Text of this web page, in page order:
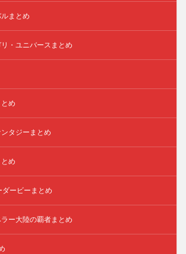
まとめ
・ユニバースまとめ
め
タジーまとめ
め
ダービーまとめ
ー大陸の覇者まとめ